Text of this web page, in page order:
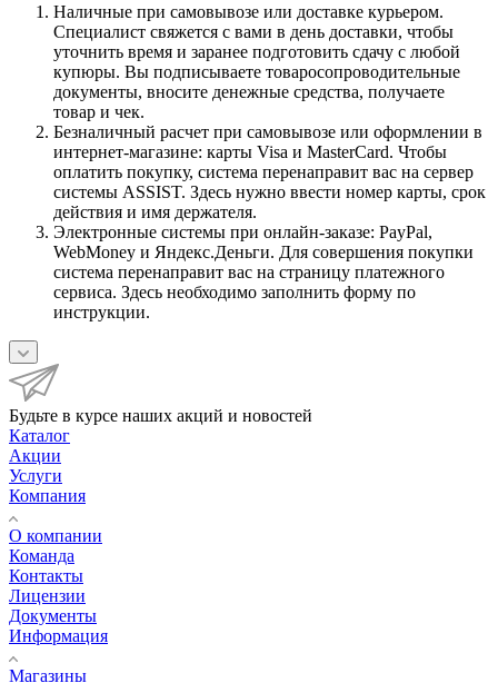
Наличные при самовывозе или доставке курьером.
Специалист свяжется с вами в день доставки, чтобы
уточнить время и заранее подготовить сдачу с любой
купюры. Вы подписываете товаросопроводительные
документы, вносите денежные средства, получаете
товар и чек.
Безналичный расчет при самовывозе или оформлении в
интернет-магазине: карты Visa и MasterCard. Чтобы
оплатить покупку, система перенаправит вас на сервер
системы ASSIST. Здесь нужно ввести номер карты, срок
действия и имя держателя.
Электронные системы при онлайн-заказе: PayPal,
WebMoney и Яндекс.Деньги. Для совершения покупки
система перенаправит вас на страницу платежного
сервиса. Здесь необходимо заполнить форму по
инструкции.
Будьте в курсе наших акций и новостей
Каталог
Акции
Услуги
Компания
О компании
Команда
Контакты
Лицензии
Документы
Информация
Магазины